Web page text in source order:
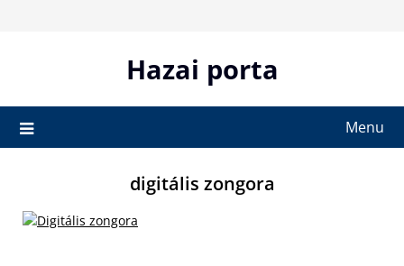
Hazai porta
Menu
digitális zongora